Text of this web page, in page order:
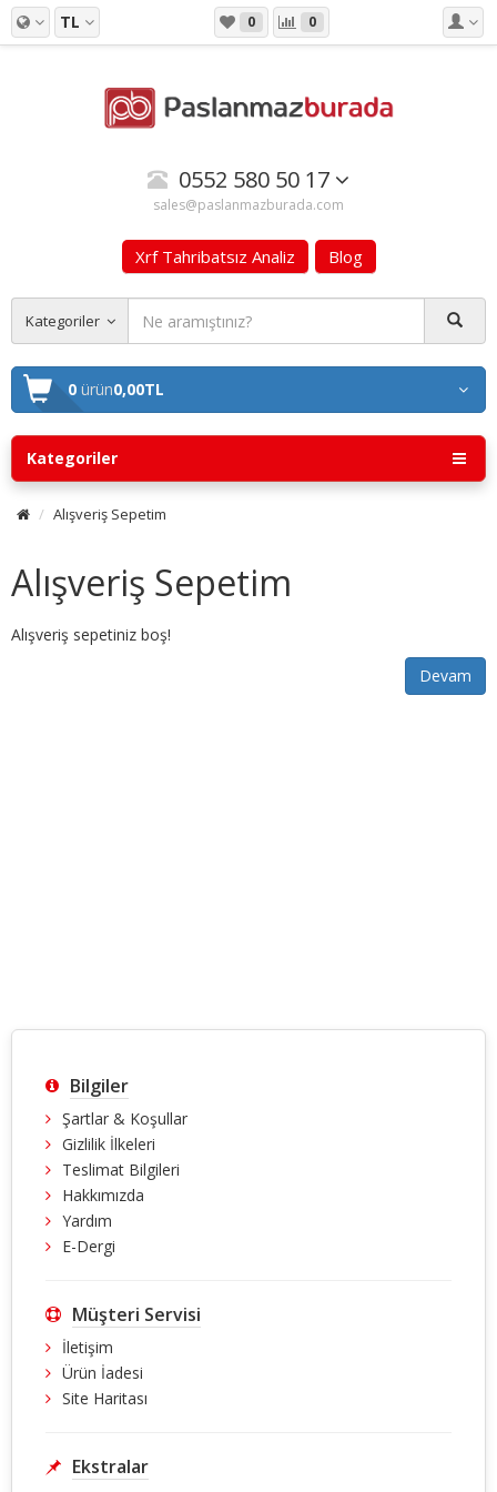
TL 0 0
0552 580 50 17
sales@paslanmazburada.com
Xrf Tahribatsız Analiz Blog
Kategoriler
0 ürün0,00TL
Kategoriler
Alışveriş Sepetim
Alışveriş Sepetim
Alışveriş sepetiniz boş!
Devam
Bilgiler
Şartlar & Koşullar
Gizlilik İlkeleri
Teslimat Bilgileri
Hakkımızda
Yardım
E-Dergi
Müşteri Servisi
İletişim
Ürün İadesi
Site Haritası
Ekstralar